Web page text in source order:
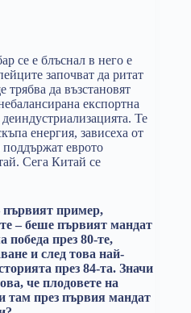
се е блъснал в него е
започват да ритат
да възстановят
експортна
Те
енергия, зависеха от
еврото
Сега Китай се
първият пример,
– беше първият мандат
победа през 80-те,
и след това най-
през 84-та. Значи
че плодовете на
там през първия мандат